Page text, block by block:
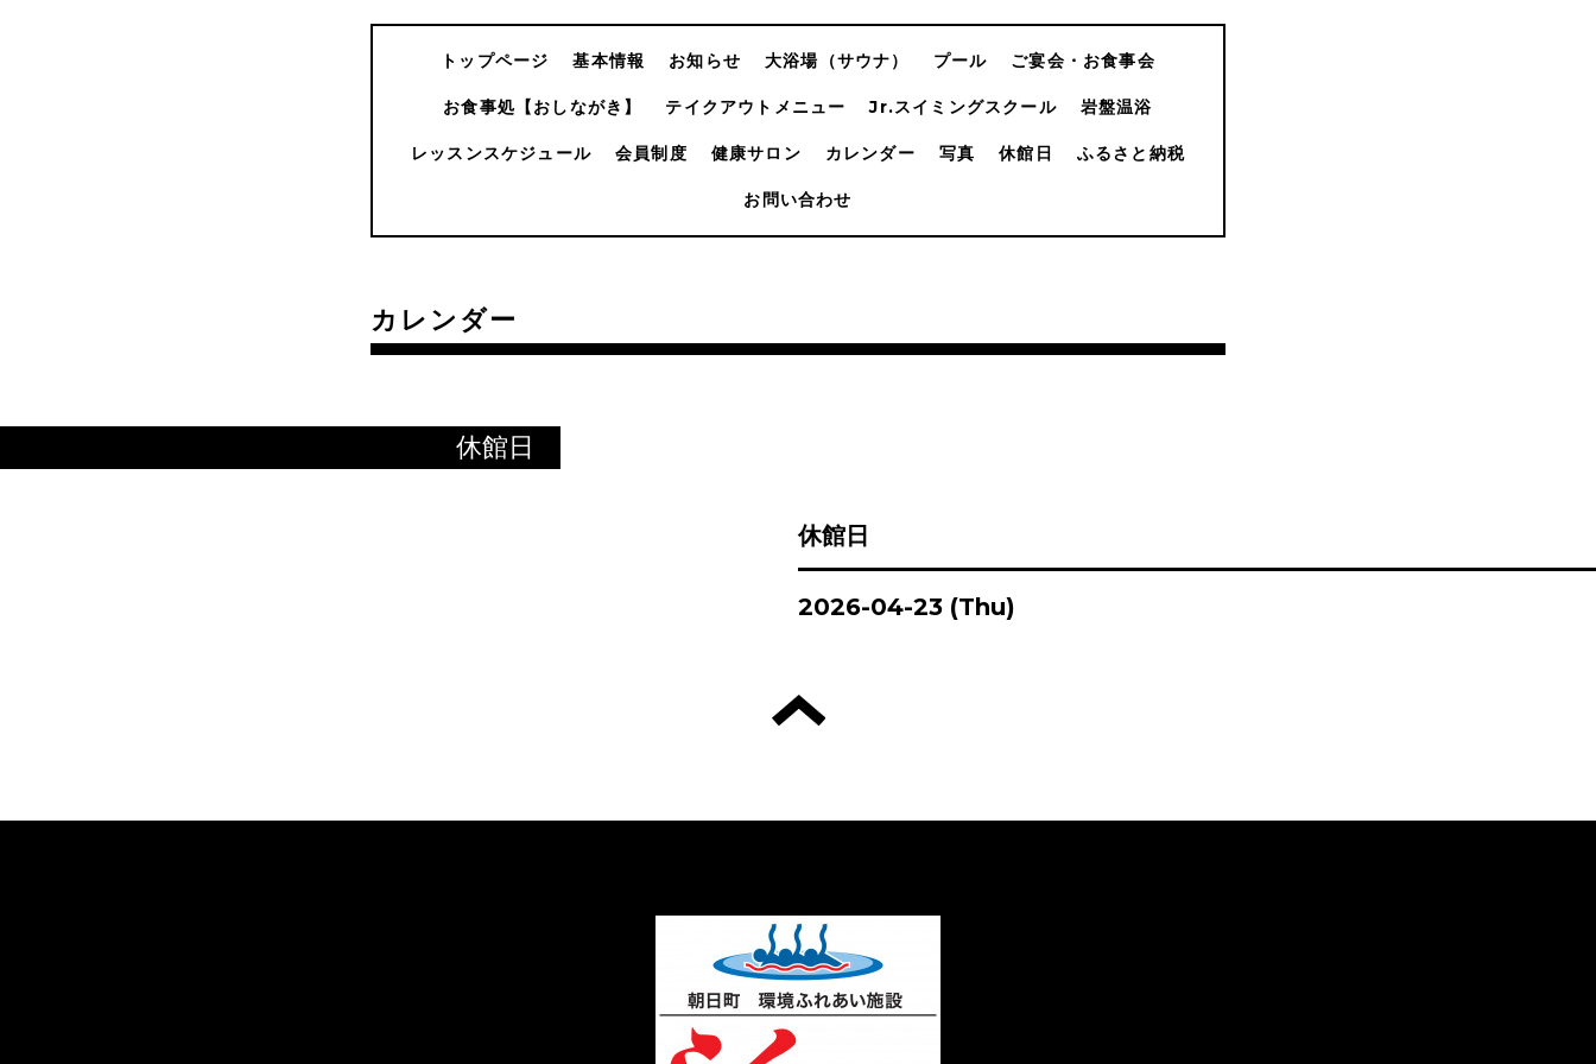
トップページ 基本情報 お知らせ 大浴場（サウナ） プール ご宴会・お食事会
お食事処【おしながき】 テイクアウトメニュー Jr.スイミングスクール 岩盤温浴
レッスンスケジュール 会員制度 健康サロン カレンダー 写真 休館日 ふるさと納税
お問い合わせ
カレンダー
休館日
休館日
2026-04-23 (Thu)